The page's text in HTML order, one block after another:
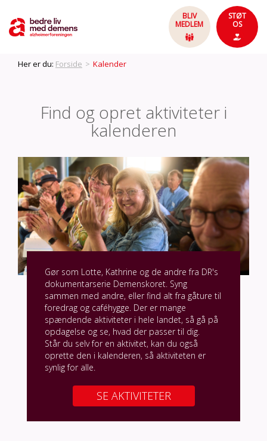
BLIV
MEDLEM
STØT
OS
Her er du: Forside > Kalender
Find og opret aktiviteter i
kalenderen
Gør som Lotte, Kathrine og de andre fra DR's
dokumentarserie Demenskoret. Syng
sammen med andre, eller find alt fra gåture til
foredrag og caféhygge. Der er mange
spændende aktiviteter i hele landet, så gå på
opdagelse og se, hvad der passer til dig.
Står du selv for en aktivitet, kan du også
oprette den i kalenderen, så aktiviteten er
synlig for alle.
SE AKTIVITETER